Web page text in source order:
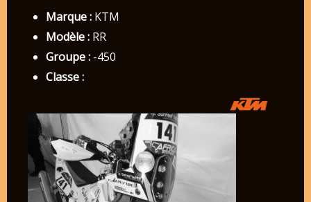
Marque :KTM
Modèle :RR
Groupe :-450
Classe :